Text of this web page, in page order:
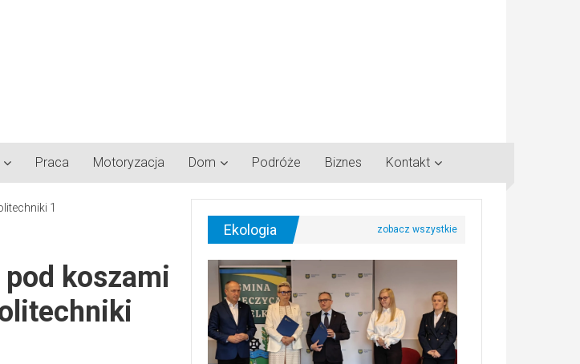
Praca Motoryzacja Dom Podróże Biznes Kontakt
koszami
Ekologia